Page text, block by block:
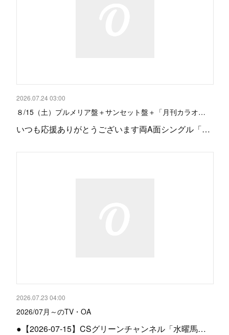
2026.07.24 03:00
８/15（土）プルメリア盤＋サンセット盤＋「月刊カラオ…
いつも応援ありがとうございます両A面シングル「…
2026.07.23 04:00
2026/07月～のTV・OA
●【2026-07-15】CSグリーンチャンネル「水曜馬…